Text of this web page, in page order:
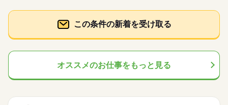
この条件の新着を受け取る
オススメのお仕事をもっと見る